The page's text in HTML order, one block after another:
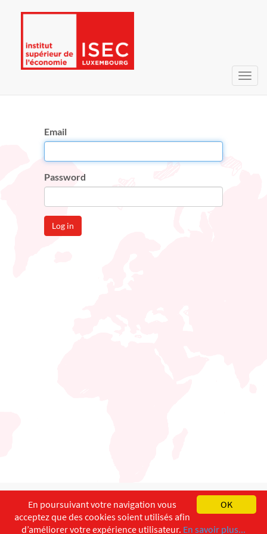
Email
Password
Log in
English Français
Copyright ©ISEC-AdW Impressum
OK
En poursuivant votre navigation vous
acceptez que des cookies soient utilisés afin
d’améliorer votre expérience utilisateur. En savoir plus...